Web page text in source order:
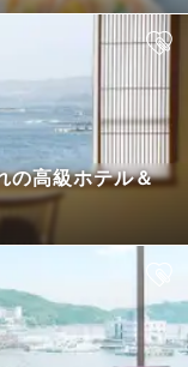
の高級ホテル＆